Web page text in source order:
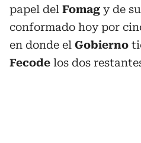
papel del Fomag y de
conformado hoy por
en donde el Gobierno
Fecode los dos